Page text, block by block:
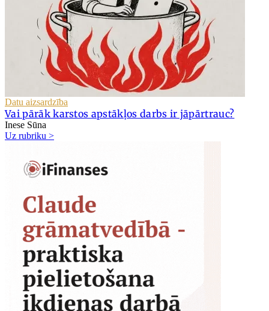
Datu aizsardzība
Vai pārāk karstos apstākļos darbs ir jāpārtrauc?
Inese Sūna
Uz rubriku >